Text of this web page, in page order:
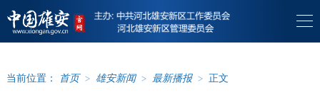
当前位置： 首页 > 雄安新闻 > 最新播报 > 正文